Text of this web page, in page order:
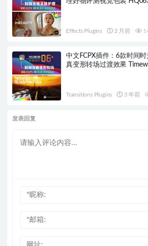
Effects Plugins 2 月前
中文FCPX插件：6款时间
真变形转场过渡效果
Transitions Plugins 3 年前
发表回复